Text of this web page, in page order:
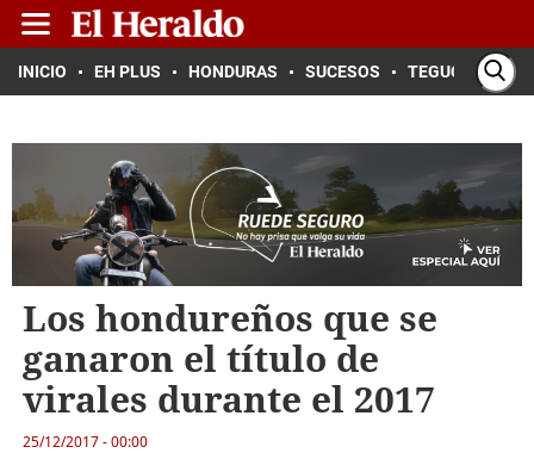
INICIO EH PLUS HONDURAS SUCESOS TEGUCIGALPA
Los hondureños que se
ganaron el título de
virales durante el 2017
25/12/2017 - 00:00